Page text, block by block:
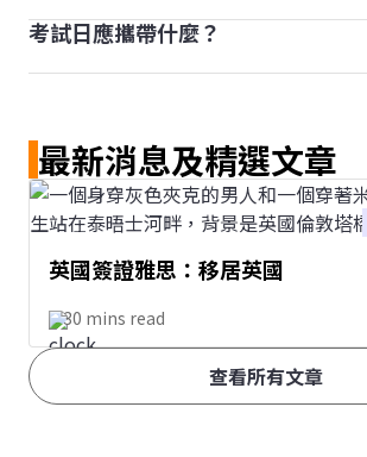
雅思生活技能考試的成績只會顯示為合格
雅思考試（學術組）或一般訓練組考試
其需要自訂雅思分數要求。
考試日應攜帶什麼？
空間或儲物櫃，其中手機與所有電子產
發現您隨身攜帶行動電話或電子裝置，
格。
最新消息及精選文章
查看所有文章
英國簽證雅思：移居英國
30 mins read